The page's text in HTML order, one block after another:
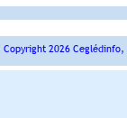
Copyright 2026